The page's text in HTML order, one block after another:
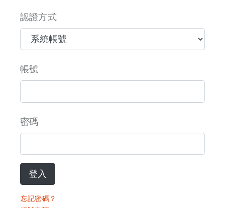
認證方式
帳號
密碼
登入
忘記密碼？